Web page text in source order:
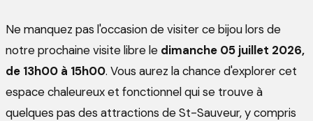
Ne manquez pas l'occasion de visiter ce bijou lors de
notre prochaine visite libre le dimanche 05 juillet 2026,
de 13h00 à 15h00. Vous aurez la chance d'explorer cet
espace chaleureux et fonctionnel qui se trouve à
quelques pas des attractions de St-Sauveur, y compris